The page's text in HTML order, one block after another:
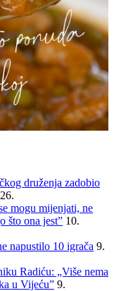
druženja zadobio
mogu mijenjati, ne
što ona jest” 10.
napustilo 10 igrača 9.
Radiću: „Više nema
u Vijeću” 9.